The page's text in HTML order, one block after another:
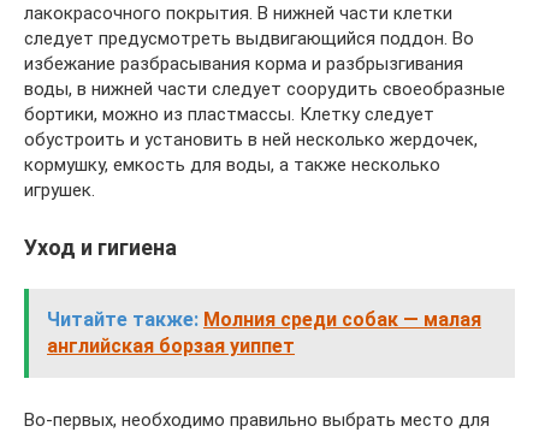
лакокрасочного покрытия. В нижней части клетки
следует предусмотреть выдвигающийся поддон. Во
избежание разбрасывания корма и разбрызгивания
воды, в нижней части следует соорудить своеобразные
бортики, можно из пластмассы. Клетку следует
обустроить и установить в ней несколько жердочек,
кормушку, емкость для воды, а также несколько
игрушек.
Уход и гигиена
Читайте также: Молния среди собак — малая
английская борзая уиппет
Во-первых, необходимо правильно выбрать место для